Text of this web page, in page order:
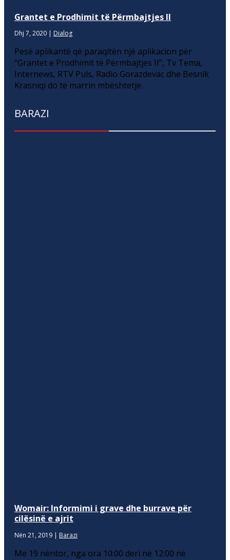
Grantet e Prodhimit të Përmbajtjes II
Dhj 7, 2020 | Dialog
Pesë aplikantë që paraqitën një aplikacion për
“Grantet e Prodhimit të Përmbajtjes II”, Tv Tema,
Internews, RTV Puls, Radio Gorazdevac dhe Besnik
Krasniqi do të marrin mbështetje.
BARAZI
Womair: Informimi i grave dhe burrave për
cilësinë e ajrit
Nën 21, 2019 | Barazi
Më 19 nëntor, nga ora 10:00 deri në 12:00 në